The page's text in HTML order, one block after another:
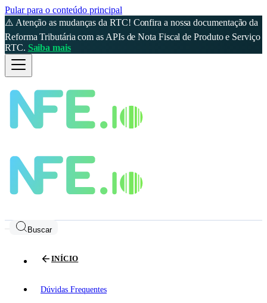
Pular para o conteúdo principal
⚠️ Atenção as mudanças da RTC! Confira a nossa documentação da
Reforma Tributária com as APIs de Nota Fiscal de Produto e Serviço
RTC. Saiba mais
Buscar
INÍCIO
Dúvidas Frequentes